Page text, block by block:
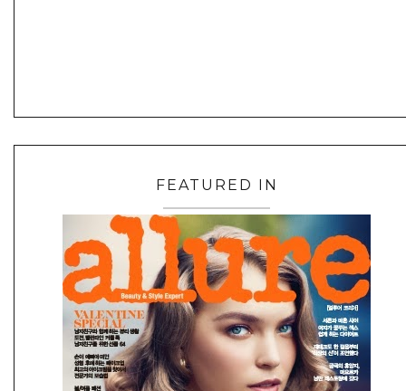
FEATURED IN